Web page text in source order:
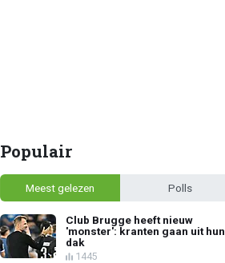
Populair
Meest gelezen Polls
Club Brugge heeft nieuw
'monster': kranten gaan uit hun
dak
1445